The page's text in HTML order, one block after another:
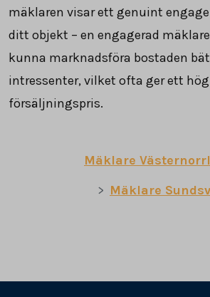
mäklaren visar ett genuint
ditt objekt – en engagerad
kunna marknadsföra bostaden
intressenter, vilket ofta ger ett
försäljningspris.
Mäklare
Mäklare